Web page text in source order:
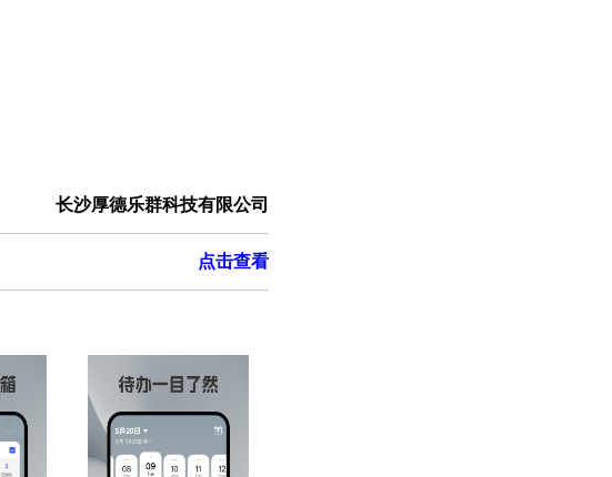
长沙厚德乐群科技有限公司
点击查看